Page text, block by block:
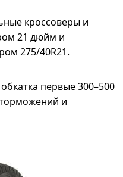
кроссоверы и
21 дюйм и
275/40R21.
первые 300–500
торможений и